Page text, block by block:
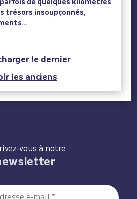
de quelques kilomètres
trésors insoupçonnés,
le dernier
les anciens
vous à notre